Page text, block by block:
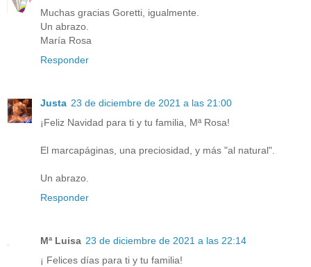
Muchas gracias Goretti, igualmente.
Un abrazo.
María Rosa
Responder
Justa 23 de diciembre de 2021 a las 21:00
¡Feliz Navidad para ti y tu familia, Mª Rosa!
El marcapáginas, una preciosidad, y más "al natural".
Un abrazo.
Responder
Mª Luisa 23 de diciembre de 2021 a las 22:14
¡ Felices días para ti y tu familia!